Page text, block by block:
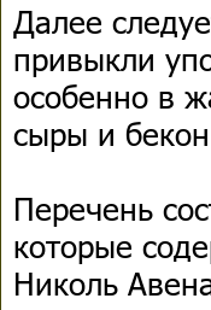
Далее
привыкли
особенно в
сыры и
Перечень
которые
Николь